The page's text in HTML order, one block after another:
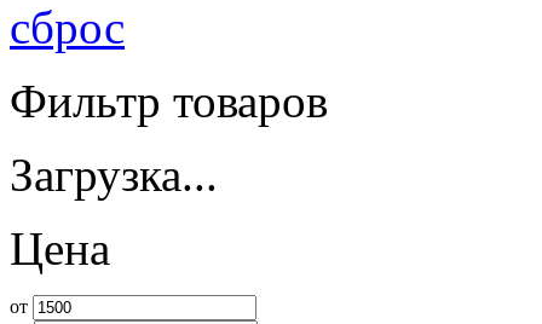
сброс
Фильтр товаров
Загрузка...
Цена
от